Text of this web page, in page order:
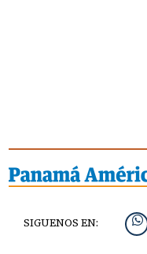
SIGUENOS EN: